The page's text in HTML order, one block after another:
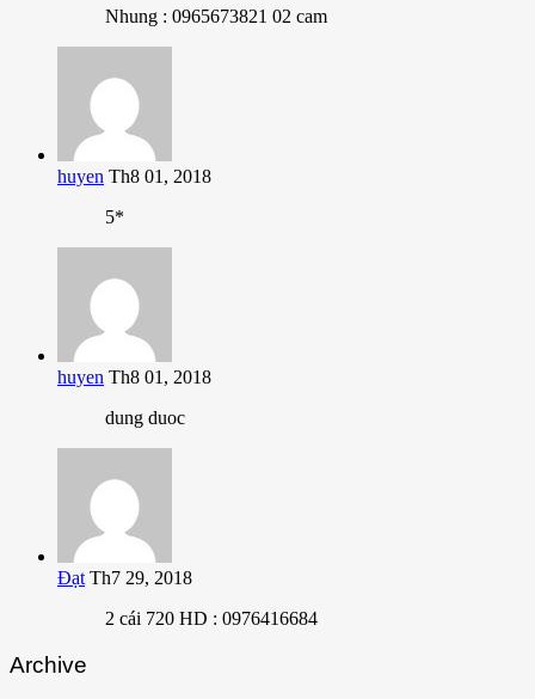
Nhung : 0965673821 02 cam
huyen Th8 01, 2018
5*
huyen Th8 01, 2018
dung duoc
Đạt Th7 29, 2018
2 cái 720 HD : 0976416684
Archive